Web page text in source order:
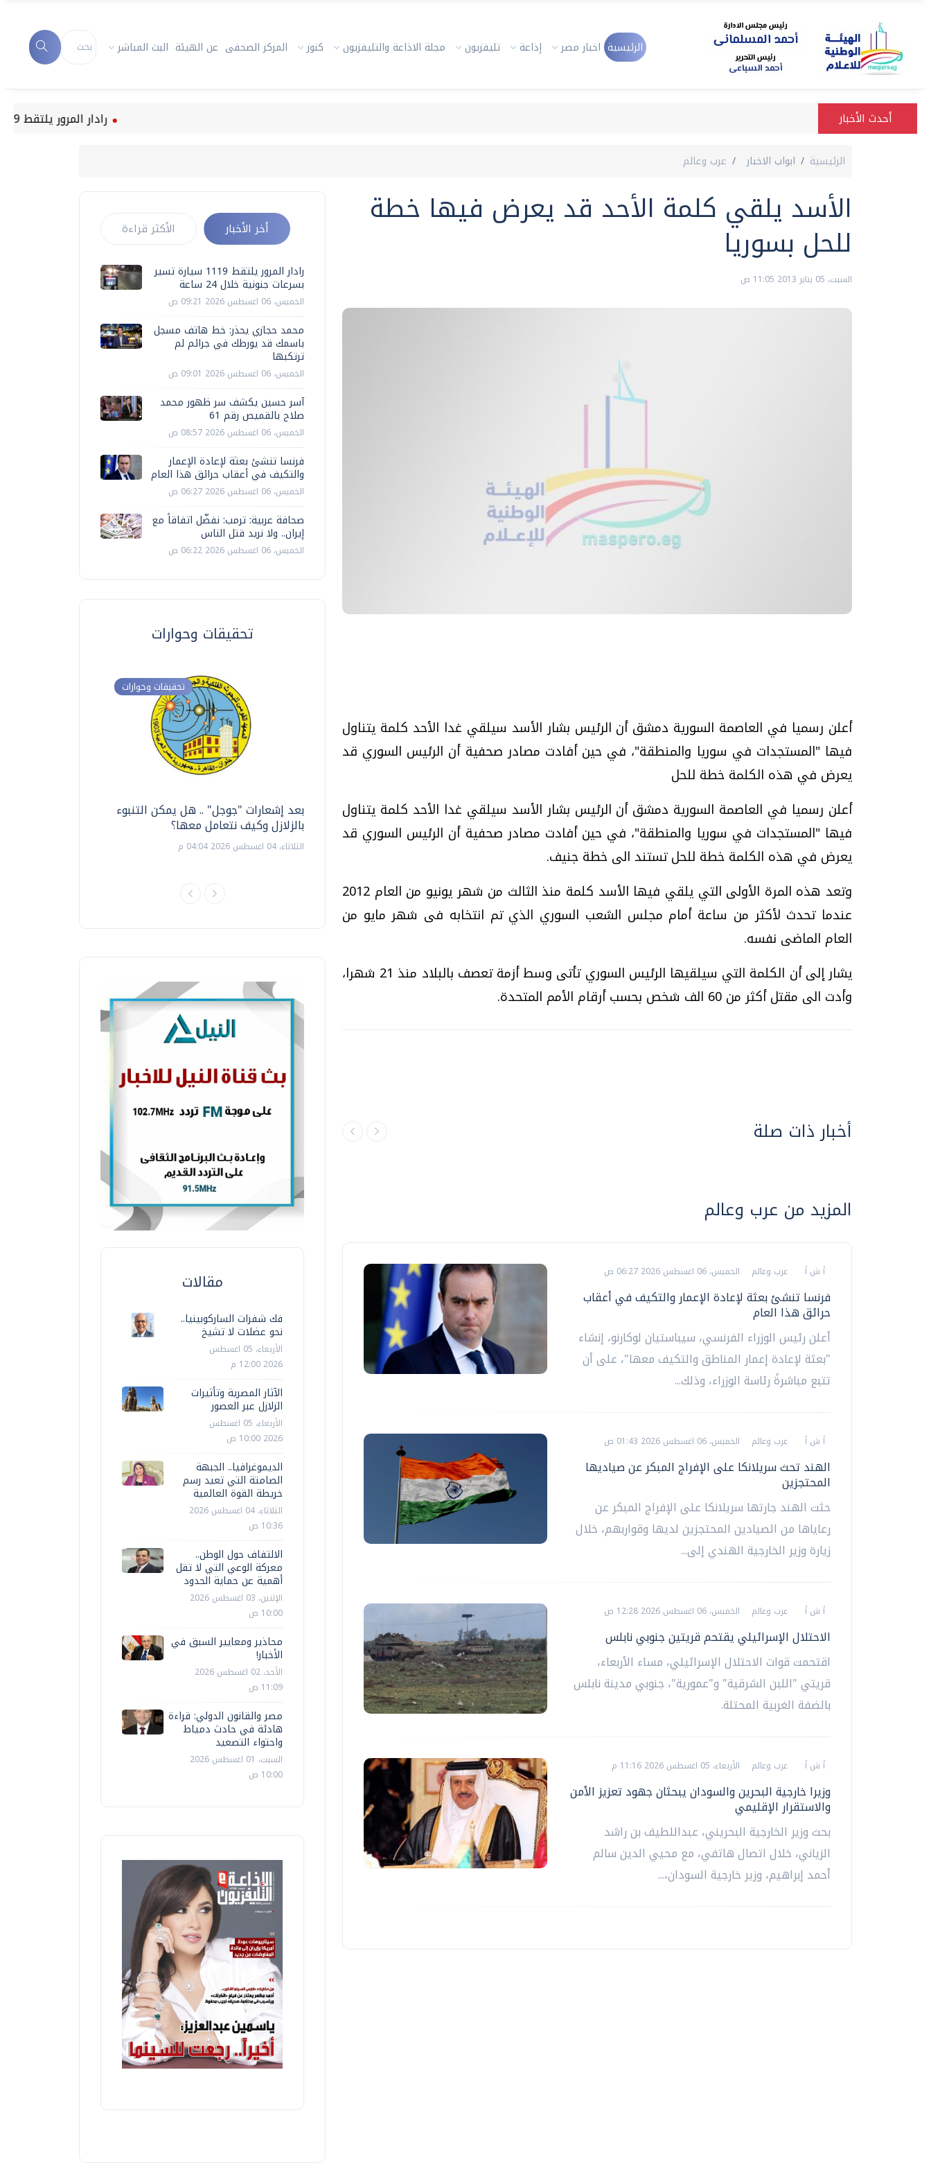
الرئيسية اخبار مصر إذاعة تليفزيون مجلة الاذاعة والتليفزيون كنوز المركز الصحفى عن الهيئة البث المباشر
أحدث الأخبار رادار المرور يلتقط 1119 سيارة تسير بسرعات جنونية خلال 24 ساعة
الرئيسية ابواب الاخبار عرب وعالم
الأسد يلقي كلمة الأحد قد يعرض فيها خطة
للحل بسوريا
السبت، 05 يناير 2013 11:05 ص
أعلن رسميا في العاصمة السورية دمشق أن الرئيس بشار الأسد سيلقي غدا الأحد كلمة يتناول
فيها "المستجدات في سوريا والمنطقة"، في حين أفادت مصادر صحفية أن الرئيس السوري قد
يعرض في هذه الكلمة خطة للحل
أعلن رسميا في العاصمة السورية دمشق أن الرئيس بشار الأسد سيلقي غدا الأحد كلمة يتناول
فيها "المستجدات في سوريا والمنطقة"، في حين أفادت مصادر صحفية أن الرئيس السوري قد
يعرض في هذه الكلمة خطة للحل تستند الى خطة جنيف.
وتعد هذه المرة الأولى التي يلقي فيها الأسد كلمة منذ الثالث من شهر يونيو من العام 2012
عندما تحدث لأكثر من ساعة أمام مجلس الشعب السوري الذي تم انتخابه فى شهر مايو من
العام الماضى نفسه.
يشار إلى أن الكلمة التي سيلقيها الرئيس السوري تأتى وسط أزمة تعصف بالبلاد منذ 21 شهرا،
وأدت الى مقتل أكثر من 60 الف شخص بحسب أرقام الأمم المتحدة.
أخبار ذات صلة
المزيد من عرب وعالم
أ ش أ عرب وعالم الخميس، 06 اغسطس 2026 06:27 ص
فرنسا تنشئ بعثة لإعادة الإعمار والتكيف في أعقاب
حرائق هذا العام
أعلن رئيس الوزراء الفرنسي، سيباستيان لوكارنو، إنشاء
"بعثة لإعادة إعمار المناطق والتكيف معها"، على أن
تتبع مباشرةً رئاسة الوزراء، وذلك...
أ ش أ عرب وعالم الخميس، 06 اغسطس 2026 01:43 ص
الهند تحث سريلانكا على الإفراج المبكر عن صياديها
المحتجزين
حثت الهند جارتها سريلانكا على الإفراج المبكر عن
رعاياها من الصيادين المحتجزين لديها وقواربهم، خلال
زيارة وزير الخارجية الهندي إلى...
أ ش أ عرب وعالم الخميس، 06 اغسطس 2026 12:28 ص
الاحتلال الإسرائيلي يقتحم قريتين جنوبي نابلس
اقتحمت قوات الاحتلال الإسرائيلي، مساء الأربعاء،
قريتي "اللبن الشرقية" و"عمورية"، جنوبي مدينة نابلس
بالضفة الغربية المحتلة.
أ ش أ عرب وعالم الأربعاء، 05 اغسطس 2026 11:16 م
وزيرا خارجية البحرين والسودان يبحثان جهود تعزيز الأمن
والاستقرار الإقليمي
بحث وزير الخارجية البحريني، عبداللطيف بن راشد
الزياني، خلال اتصال هاتفي، مع محيي الدين سالم
أحمد إبراهيم، وزير خارجية السودان،...
أخر الأخبار الأكثر قراءة
رادار المرور يلتقط 1119 سيارة تسير
بسرعات جنونية خلال 24 ساعة
الخميس، 06 اغسطس 2026 09:21 ص
محمد حجازي يحذر: خط هاتف مسجل
باسمك قد يورطك في جرائم لم
ترتكبها
الخميس، 06 اغسطس 2026 09:01 ص
آسر حسين يكشف سر ظهور محمد
صلاح بالقميص رقم 61
الخميس، 06 اغسطس 2026 08:57 ص
فرنسا تنشئ بعثة لإعادة الإعمار
والتكيف في أعقاب حرائق هذا العام
الخميس، 06 اغسطس 2026 06:27 ص
صحافة عربية: ترمب: نفضّل اتفاقاً مع
إيران.. ولا نريد قتل الناس
الخميس، 06 اغسطس 2026 06:22 ص
تحقيقات وحوارات
تحقيقات وحوارات
بعد إشعارات "جوجل" .. هل يمكن التنبوء
بالزلازل وكيف نتعامل معها؟
الثلاثاء، 04 اغسطس 2026 04:04 م
دليلك للتنسيق الجامعي .. تساؤلات
وإجابات
فيديو.. الإعلام الرقمي.. تقنيات واعدة
وتحديات هائلة
موجات الطقس الساخنة.. لماذا تحدث وكيف
مقالات
فك شفرات الساركوبينيا..
نحو عضلات لا تشيخ
الأربعاء، 05 اغسطس
2026 12:00 م
الآثار المصرية وتأثيرات
الزلازل عبر العصور
الأربعاء، 05 اغسطس
2026 10:00 ص
الديموغرافيا.. الجبهة
الصامتة التي تعيد رسم
خريطة القوة العالمية
الثلاثاء، 04 اغسطس 2026
10:36 ص
الالتفاف حول الوطن..
معركة الوعي التي لا تقل
أهمية عن حماية الحدود
الإثنين، 03 اغسطس 2026
10:00 ص
محاذير ومعايير السبق في
الأخبار!
الأحد، 02 اغسطس 2026
11:09 ص
مصر والقانون الدولي: قراءة
هادئة في حادث دمياط
واحتواء التصعيد
السبت، 01 اغسطس 2026
10:00 ص